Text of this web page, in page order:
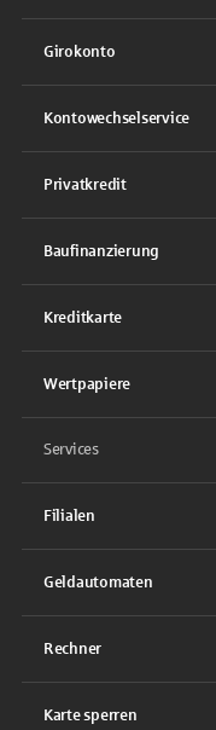
Girokonto
Kontowechselservice
Privatkredit
Baufinanzierung
Kreditkarte
Wertpapiere
Services
Filialen
Geldautomaten
Rechner
Karte sperren